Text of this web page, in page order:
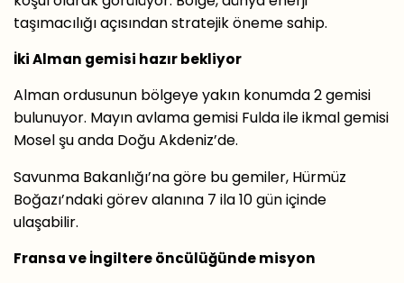
taşımacılığı açısından stratejik öneme sahip.
İki Alman gemisi hazır bekliyor
Alman ordusunun bölgeye yakın konumda 2 gemisi
bulunuyor. Mayın avlama gemisi Fulda ile ikmal gemisi
Mosel şu anda Doğu Akdeniz’de.
Savunma Bakanlığı’na göre bu gemiler, Hürmüz
Boğazı’ndaki görev alanına 7 ila 10 gün içinde
ulaşabilir.
Fransa ve İngiltere öncülüğünde misyon